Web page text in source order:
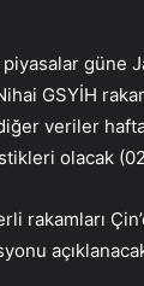
güne
GSYİH
veriler
olacak
rakamları